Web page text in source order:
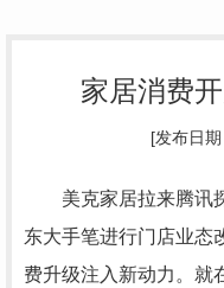
家居消费
[发布日
美克家居拉来腾讯探
东大手笔进行门店业
费升级注入新动力。就